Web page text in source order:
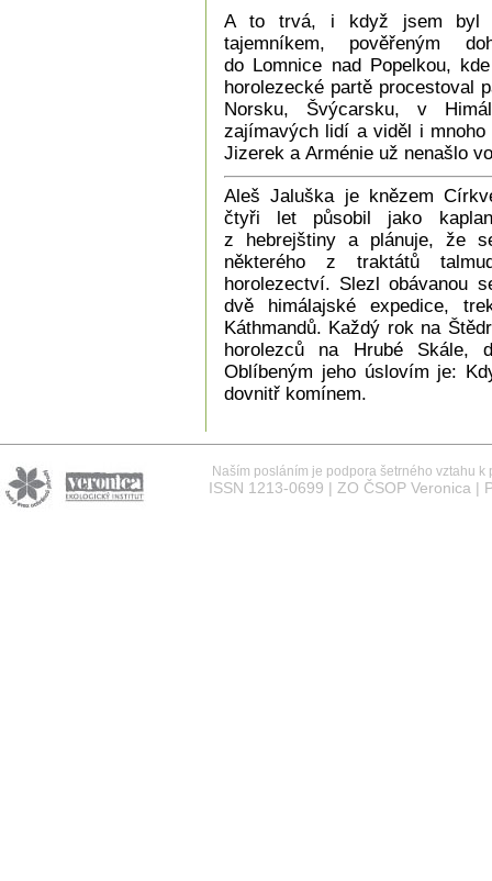
A to trvá, i když jsem byl
tajemníkem, pověřeným
do Lomnice nad Popelkou,
horolezecké partě procestoval
Norsku, Švýcarsku, v
zajímavých lidí a viděl i
Jizerek a Arménie už nenašlo
Aleš Jaluška je knězem
čtyři let působil jako
z hebrejštiny a plánuje, že
některého z traktátů
horolezectví. Slezl obávanou
dvě himálajské expedice,
Káthmandů. Každý rok na
horolezců na Hrubé Skále,
Oblíbeným jeho úslovím je:
dovnitř komínem.
Naším posláním je podpora šetrného vztahu
ISSN 1213-0699 | ZO ČSOP Veronica |